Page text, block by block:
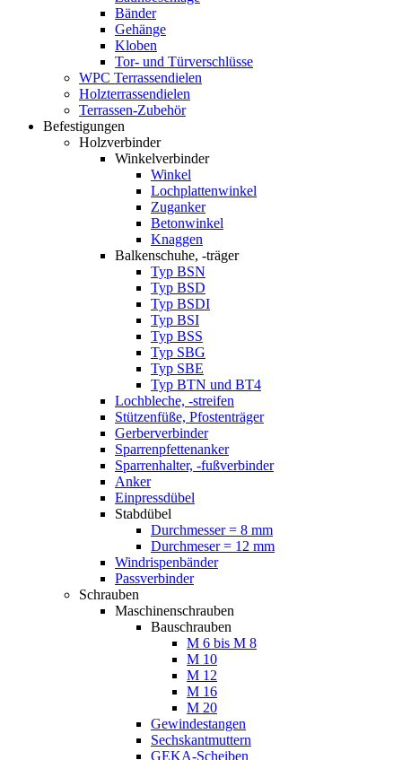
Bänder
Gehänge
Kloben
Tor- und Türverschlüsse
WPC Terrassendielen
Holzterrassendielen
Terrassen-Zubehör
Befestigungen
Holzverbinder
Winkelverbinder
Winkel
Lochplattenwinkel
Zuganker
Betonwinkel
Knaggen
Balkenschuhe, -träger
Typ BSN
Typ BSD
Typ BSDI
Typ BSI
Typ BSS
Typ SBG
Typ SBE
Typ BTN und BT4
Lochbleche, -streifen
Stützenfüße, Pfostenträger
Gerberverbinder
Sparrenpfettenanker
Sparrenhalter, -fußverbinder
Anker
Einpressdübel
Stabdübel
Durchmesser = 8 mm
Durchmeser = 12 mm
Windrispenbänder
Passverbinder
Schrauben
Maschinenschrauben
Bauschrauben
M 6 bis M 8
M 10
M 12
M 16
M 20
Gewindestangen
Sechskantmuttern
GEKA-Scheiben